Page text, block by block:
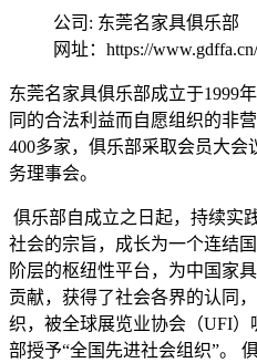
公司: 东莞名家具俱乐部
网址：https://www.gdffa.cn/
东莞名家具俱乐部成立于1999
同的合法利益而自愿组织的非
400多家，俱乐部采取会员大
务理事会。
俱乐部自成立之日起，持续实
社会的宗旨，成长为一个连结
阶层的枢纽性平台，为中国家
贡献，获得了社会各界的认同
织，被全球展览业协会（UFI
部授予“全国先进社会组织”。